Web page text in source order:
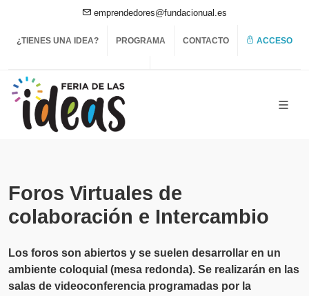
emprendedores@fundacionual.es
¿TIENES UNA IDEA? PROGRAMA CONTACTO ACCESO
Foros Virtuales de
colaboración e Intercambio
Los foros son abiertos y se suelen desarrollar en un
ambiente coloquial (mesa redonda). Se realizarán en las
salas de videoconferencia programadas por la